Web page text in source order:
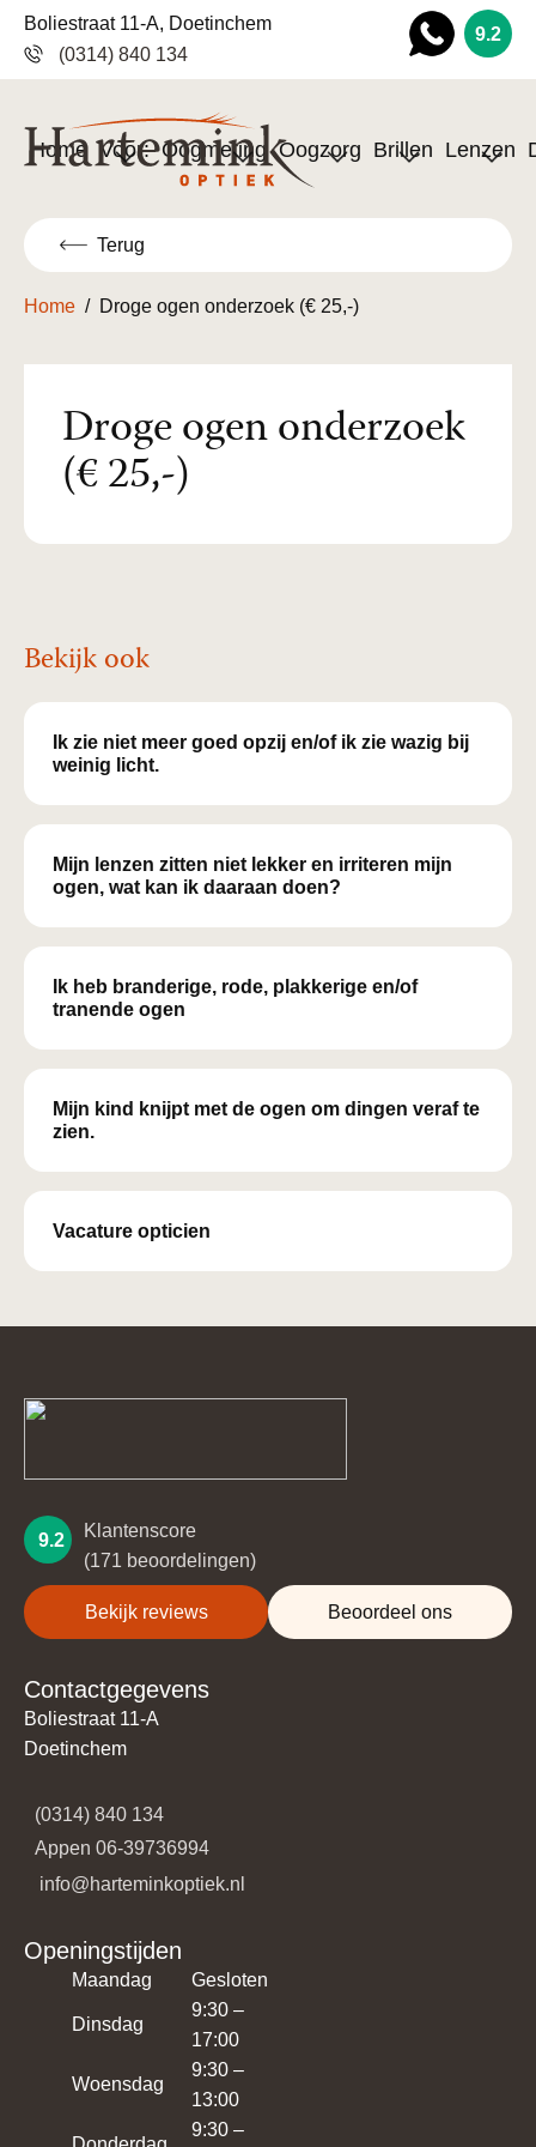
9.2
Boliestraat 11-A, Doetinchem
(0314) 840 134
Home Voor: Oogmeting Oogzorg Brillen Lenzen
Terug
Home / Droge ogen onderzoek (€ 25,-)
Droge ogen onderzoek
(€ 25,-)
Bekijk ook
Ik zie niet meer goed opzij en/of ik zie wazig bij
weinig licht.
Mijn lenzen zitten niet lekker en irriteren mijn
ogen, wat kan ik daaraan doen?
Ik heb branderige, rode, plakkerige en/of
tranende ogen
Mijn kind knijpt met de ogen om dingen veraf te
zien.
Vacature opticien
Contactgegevens
Boliestraat 11-A
Doetinchem
(0314) 840 134
​​Appen 06-39736994
​​​ info@harteminkoptiek.nl
Openingstijden
Maandag Gesloten
Dinsdag
9:30 –
17:00
Woensdag
9:30 –
13:00
9:30 –
9.2
Klantenscore
(171 beoordelingen)
Bekijk reviews Beoordeel ons